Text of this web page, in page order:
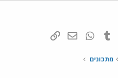
Pinterest
Tumblr
WhatsAppדואר אלקטרוני
מתכונים